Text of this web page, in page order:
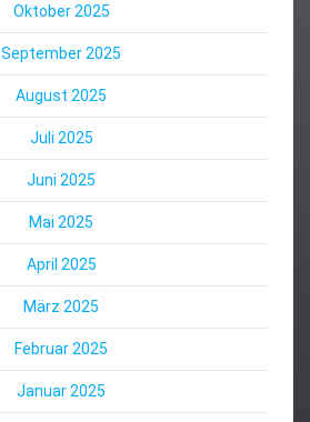
Oktober 2025
September 2025
August 2025
Juli 2025
Juni 2025
Mai 2025
April 2025
März 2025
Februar 2025
Januar 2025